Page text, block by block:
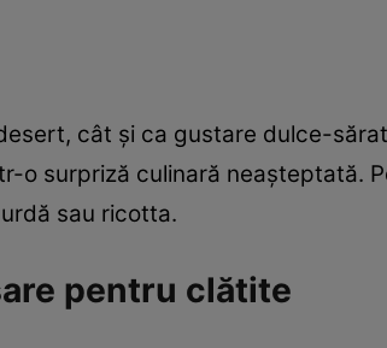
cât și ca gustare dulce-
o surpriză culinară neașteptată.
sau ricotta.
pentru clătite